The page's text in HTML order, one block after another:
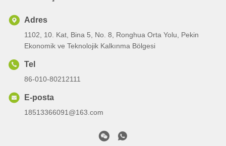
Adres
1102, 10. Kat, Bina 5, No. 8, Ronghua Orta Yolu, Pekin
Ekonomik ve Teknolojik Kalkınma Bölgesi
Tel
86-010-80212111
E-posta
18513366091@163.com